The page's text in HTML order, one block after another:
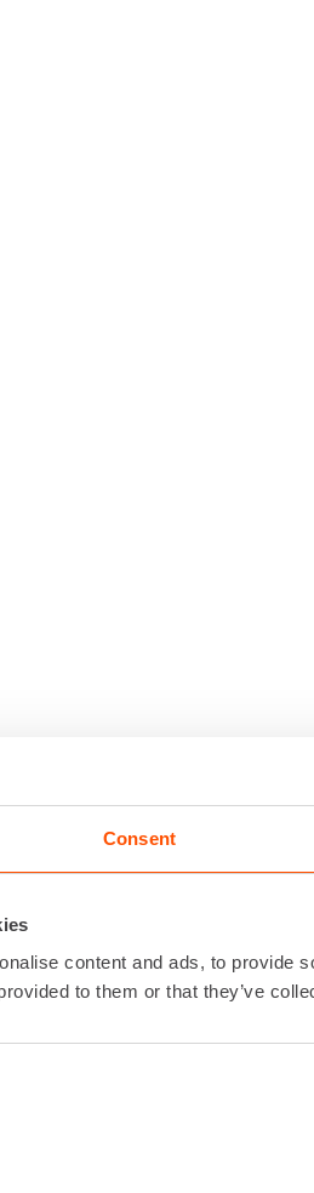
Consent
content and ads, to provide
to them or that they’ve